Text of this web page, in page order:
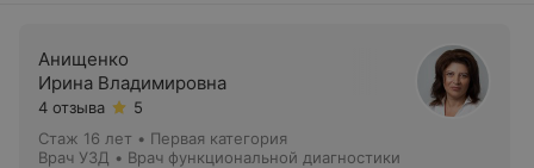
Анищенко
Ирина Владимировна
4 отзыва
5
Стаж 16 лет • Первая категория
Врач УЗД • Врач функциональной диагностики